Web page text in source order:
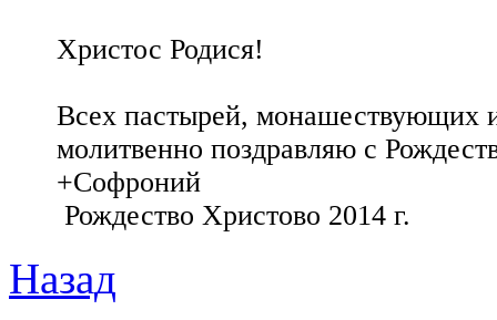
Христос Родися!
Всех пастырей, монашествующих
молитвенно поздравляю с
+Софроний
Рождество Христово 2014 г.
Назад